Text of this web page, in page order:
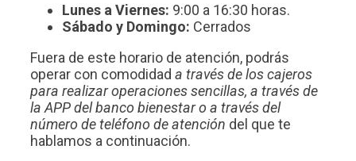
Lunes a Viernes: 9:00 a 16:30 horas.
Sábado y Domingo: Cerrados
Fuera de este horario de atención, podrás
operar con comodidad a través de los cajeros
para realizar operaciones sencillas, a través de
la APP del banco bienestar o a través del
número de teléfono de atención del que te
hablamos a continuación.